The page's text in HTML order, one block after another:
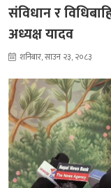
संविधान र
अध्यक्ष यादव
शनिबार, साउन २३, २०८३